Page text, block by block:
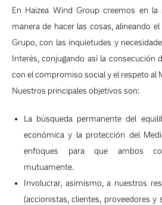
En Haizea Wind Group creemos en
manera de hacer las cosas, alineando
Grupo, con las inquietudes y
Interés, conjugando así la consecución
con el compromiso social y el respeto al
Nuestros principales objetivos son:
La búsqueda permanente del
económica y la protección del
enfoques para que ambos
mutuamente.
Involucrar, asimismo, a nuestros
(accionistas, clientes, proveedores y